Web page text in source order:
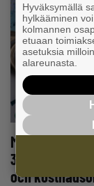
Mer än
30 000 euro
och
Hyväksymällä
hylkääminen
kolmannen
etuaan
asetuksia
alareunasta.